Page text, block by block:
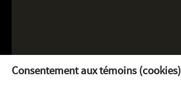
Consentement aux témoins (cookies)